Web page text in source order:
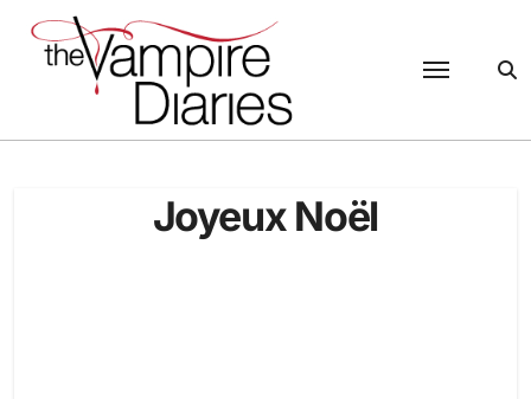
contenu
Joyeux Noël